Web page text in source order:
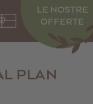
LE NOSTRE
OFFERTE
PLAN